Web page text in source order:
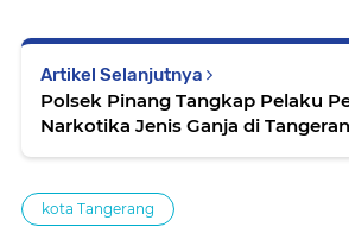
Artikel Selanjutnya
Polsek Pinang Tangkap Pelaku
Narkotika Jenis Ganja di
kota Tangerang